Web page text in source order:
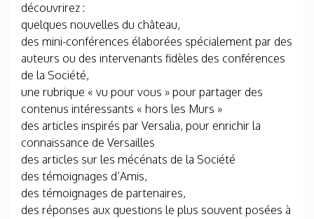
découvrirez :
quelques nouvelles du château,
des mini-conférences élaborées spécialement par des
auteurs ou des intervenants fidèles des conférences
de la Société,
une rubrique « vu pour vous » pour partager des
contenus intéressants « hors les Murs »
des articles inspirés par Versalia, pour enrichir la
connaissance de Versailles
des articles sur les mécénats de la Société
des témoignages d’Amis,
des témoignages de partenaires,
des réponses aux questions le plus souvent posées à